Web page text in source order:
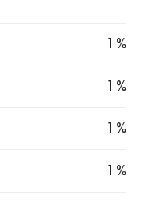
1 %
1 %
1 %
1 %